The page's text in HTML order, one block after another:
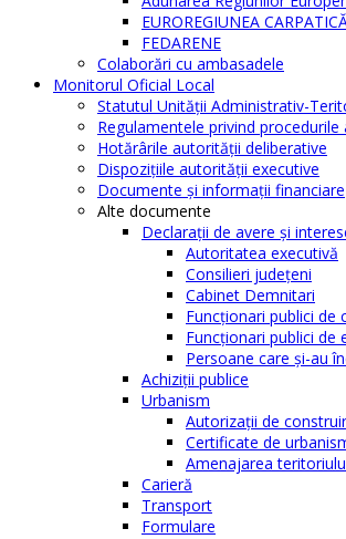
EUROREGIUNEA
FEDARENE
Colaborări cu ambasadele
Monitorul Oficial Local
Statutul Unităţii Administrativ-
Regulamentele privind
Hotărârile autorităţii deliberative
Dispoziţiile autorităţii executive
Documente şi informaţii financiare
Alte documente
Declaraţii de avere şi
Autoritatea executivă
Consilieri judeţeni
Cabinet Demnitari
Funcţionari publici de
Funcționari publici de
Persoane care şi-au
Achiziţii publice
Urbanism
Autorizații de
Certificate de
Amenajarea
Carieră
Transport
Formulare